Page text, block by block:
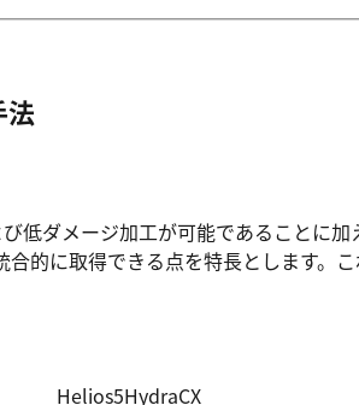
法
低ダメージ加工が可能であることに
的に取得できる点を特長とします。
Helios5HydraCX